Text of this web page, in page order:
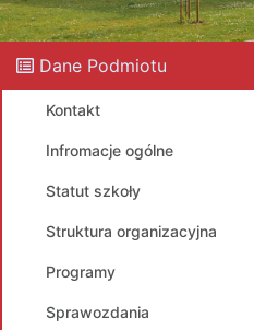
Dane Podmiotu
Kontakt
Infromacje ogólne
Statut szkoły
Struktura organizacyjna
Programy
Sprawozdania